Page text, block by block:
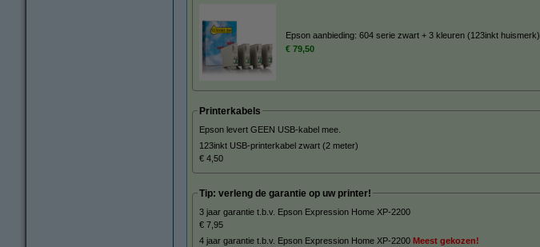
Epson aanbieding: 604 serie zwart + 3 kleuren (123inkt huismerk)
€ 79,50
Printerkabels
Epson levert GEEN USB-kabel mee.
123inkt USB-printerkabel zwart (2 meter)
€ 4,50
Tip: verleng de garantie op uw printer!
3 jaar garantie t.b.v. Epson Expression Home XP-2200
€ 7,95
4 jaar garantie t.b.v. Epson Expression Home XP-2200 Meest gekozen!